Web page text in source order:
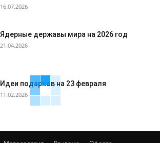
16.07.2026
Ядерные державы мира на 2026 год
21.04.2026
Идеи подарков на 23 февраля
11.02.2026